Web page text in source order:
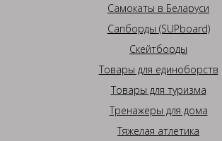
Самокаты в Беларуси
Сапборды (SUPboard)
Скейтборды
Товары для единоборств
Товары для туризма
Тренажеры для дома
Тяжелая атлетика